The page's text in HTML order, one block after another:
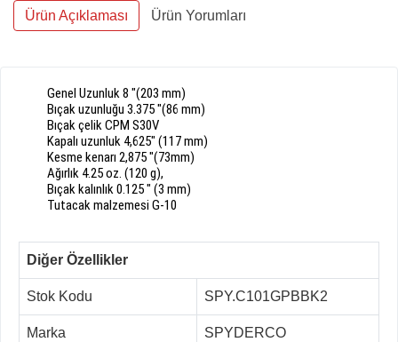
Ürün Açıklaması Ürün Yorumları
Genel Uzunluk8 "(203 mm)
Bıçakuzunluğu 3.375"(86 mm)
BıçakçelikCPM S30V
Kapalı uzunluk 4,625" (117mm)
Kesme kenarı 2,875"(73mm)
Ağırlık 4.25oz. (120 g),
Bıçak kalınlık0.125" (3 mm)
Tutacakmalzemesi G-10
Diğer Özellikler
Stok Kodu SPY.C101GPBBK2
Marka SPYDERCO